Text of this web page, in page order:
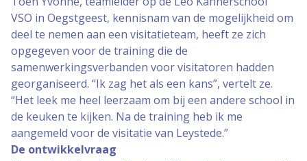
VSO in Oegstgeest, kennisnam van de mogelijkheid om
deel te nemen aan een visitatieteam, heeft ze zich
opgegeven voor de training die de
samenwerkingsverbanden voor visitatoren hadden
georganiseerd. “Ik zag het als een kans”, vertelt ze.
“Het leek me heel leerzaam om bij een andere school in
de keuken te kijken. Na de training heb ik me
aangemeld voor de visitatie van Leystede.”
De ontwikkelvraag